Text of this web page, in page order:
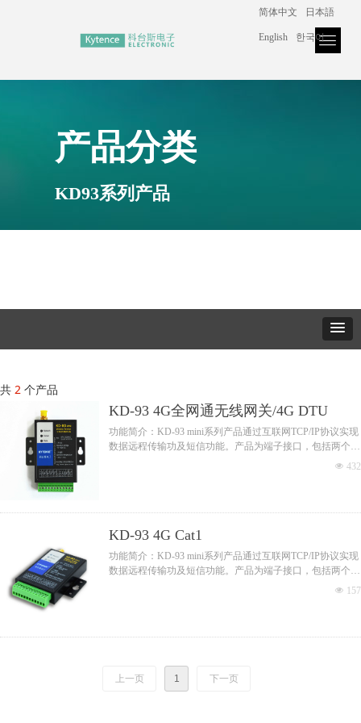
产品中心 解决方案 关于我们 新闻中心
+86 182 2132 2943
简体中文 日本語
English 한국어
产品分类
KD93系列产品
共 2 个产品
KD-93 4G全网通无线网关/4G DTU
功能简介：KD-93 mini系列产品通过互联网TCP/IP协议实现
数据远程传输功及短信功能。产品为端子接口，包括两个串
넶 432
KD-93 4G Cat1
功能简介：KD-93 mini系列产品通过互联网TCP/IP协议实现
数据远程传输功及短信功能。产品为端子接口，包括两个串
넶 157
上一页 1 下一页